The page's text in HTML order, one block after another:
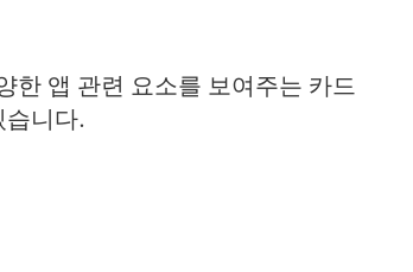
한 앱 관련 요소를 보여주는 카드
습니다.